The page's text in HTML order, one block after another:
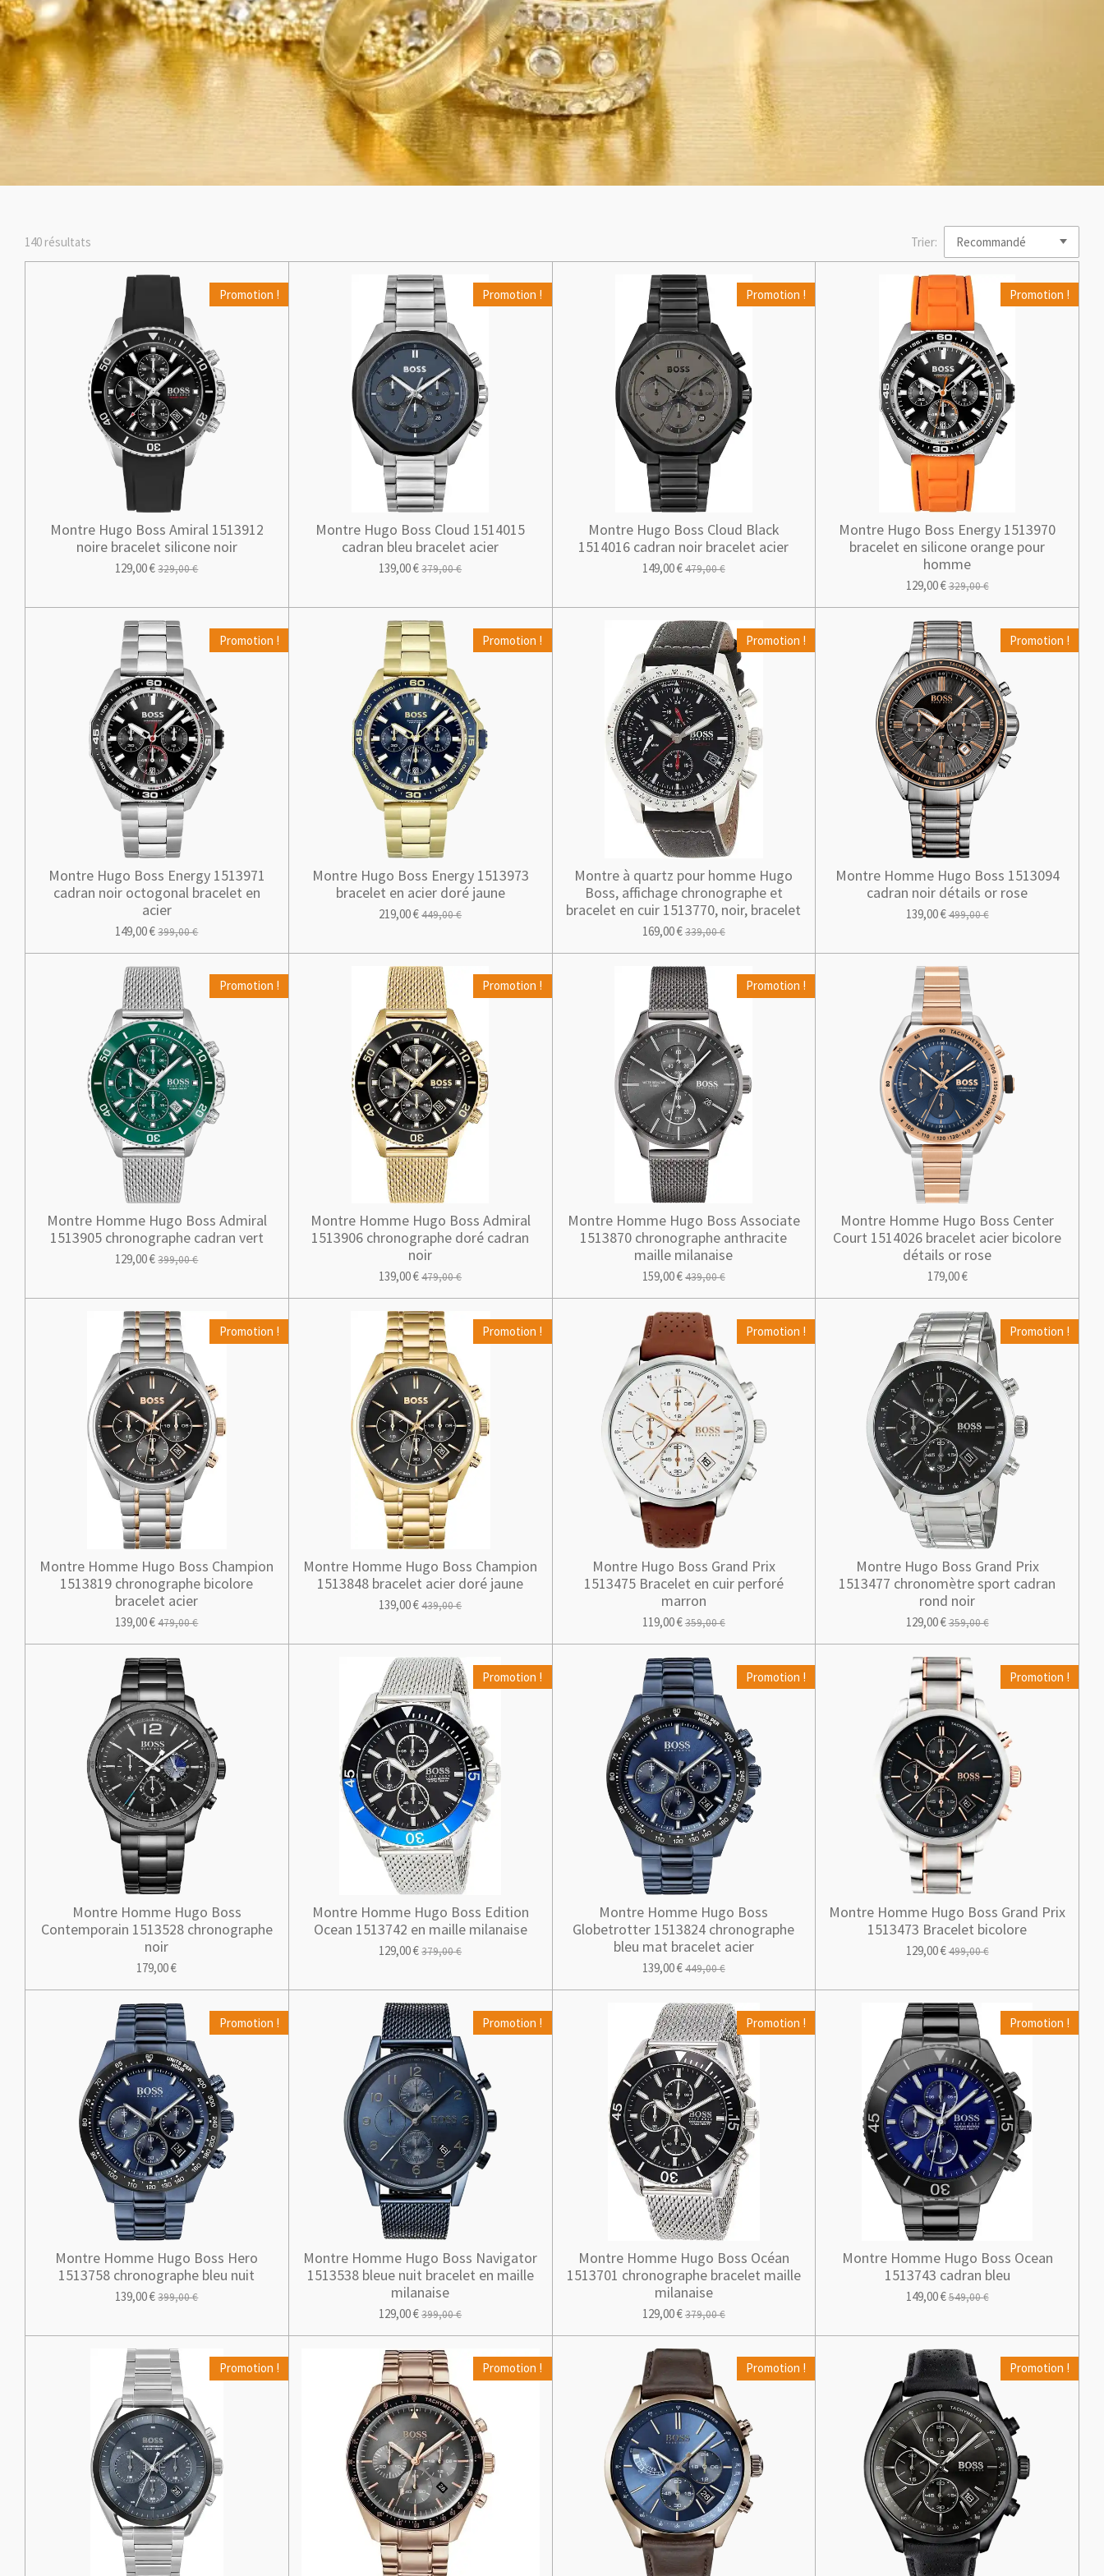
140 résultats Trier:
Promotion !
Montre Hugo Boss Amiral 1513912
noire bracelet silicone noir
129,00 €329,00 €
Promotion !
Montre Hugo Boss Cloud 1514015
cadran bleu bracelet acier
139,00 €379,00 €
Promotion !
Montre Hugo Boss Cloud Black
1514016 cadran noir bracelet acier
149,00 €479,00 €
Promotion !
Montre Hugo Boss Energy 1513970
bracelet en silicone orange pour
homme
129,00 €329,00 €
Promotion !
Montre Hugo Boss Energy 1513971
cadran noir octogonal bracelet en
acier
149,00 €399,00 €
Promotion !
Montre Hugo Boss Energy 1513973
bracelet en acier doré jaune
219,00 €449,00 €
Promotion !
Montre à quartz pour homme Hugo
Boss, affichage chronographe et
bracelet en cuir 1513770, noir, bracelet
169,00 €339,00 €
Promotion !
Montre Homme Hugo Boss 1513094
cadran noir détails or rose
139,00 €499,00 €
Promotion !
Montre Homme Hugo Boss Admiral
1513905 chronographe cadran vert
129,00 €399,00 €
Promotion !
Montre Homme Hugo Boss Admiral
1513906 chronographe doré cadran
noir
139,00 €479,00 €
Promotion !
Montre Homme Hugo Boss Associate
1513870 chronographe anthracite
maille milanaise
159,00 €439,00 €
Montre Homme Hugo Boss Center
Court 1514026 bracelet acier bicolore
détails or rose
179,00 €
Promotion !
Montre Homme Hugo Boss Champion
1513819 chronographe bicolore
bracelet acier
139,00 €479,00 €
Promotion !
Montre Homme Hugo Boss Champion
1513848 bracelet acier doré jaune
139,00 €439,00 €
Promotion !
Montre Hugo Boss Grand Prix
1513475 Bracelet en cuir perforé
marron
119,00 €359,00 €
Promotion !
Montre Hugo Boss Grand Prix
1513477 chronomètre sport cadran
rond noir
129,00 €359,00 €
Montre Homme Hugo Boss
Contemporain 1513528 chronographe
noir
179,00 €
Promotion !
Montre Homme Hugo Boss Edition
Ocean 1513742 en maille milanaise
129,00 €379,00 €
Promotion !
Montre Homme Hugo Boss
Globetrotter 1513824 chronographe
bleu mat bracelet acier
139,00 €449,00 €
Promotion !
Montre Homme Hugo Boss Grand Prix
1513473 Bracelet bicolore
129,00 €499,00 €
Promotion !
Montre Homme Hugo Boss Hero
1513758 chronographe bleu nuit
139,00 €399,00 €
Promotion !
Montre Homme Hugo Boss Navigator
1513538 bleue nuit bracelet en maille
milanaise
129,00 €399,00 €
Promotion !
Montre Homme Hugo Boss Océan
1513701 chronographe bracelet maille
milanaise
129,00 €379,00 €
Promotion !
Montre Homme Hugo Boss Ocean
1513743 cadran bleu
149,00 €549,00 €
Promotion ! Promotion ! Promotion ! Promotion !